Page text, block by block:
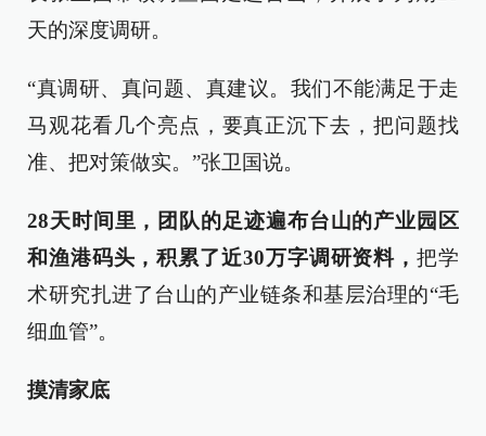
天的深度调研。
“真调研、真问题、真建议。我们不能满足于走
马观花看几个亮点，要真正沉下去，把问题找
准、把对策做实。”张卫国说。
28天时间里，团队的足迹遍布台山的产业园区
和渔港码头，积累了近30万字调研资料，把学
术研究扎进了台山的产业链条和基层治理的“毛
细血管”。
摸清家底